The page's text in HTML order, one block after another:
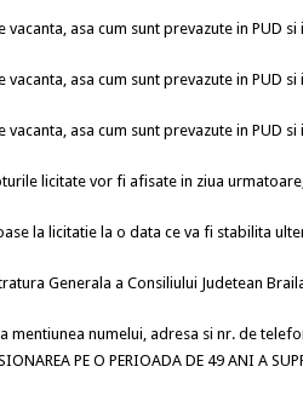
asa cum sunt prevazute in PUD si
asa cum sunt prevazute in PUD si
asa cum sunt prevazute in PUD si
licitate vor fi afisate in ziua
la licitatie la o data ce va fi stabilita
Generala a Consiliului Judetean
numelui, adresa si nr. de
PE O PERIOADA DE 49 ANI A